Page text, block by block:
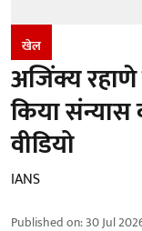
खेल
अजिंक्य
किया
वीडियो
IANS
Published on:30 Jul